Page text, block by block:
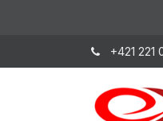
+421 221